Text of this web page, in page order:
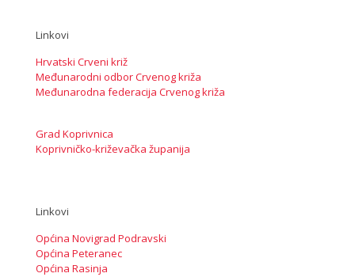
Linkovi
Hrvatski Crveni križ
Međunarodni odbor Crvenog križa
Međunarodna federacija Crvenog križa
Grad Koprivnica
Koprivničko-križevačka županija
Linkovi
Općina Novigrad Podravski
Općina Peteranec
Općina Rasinja